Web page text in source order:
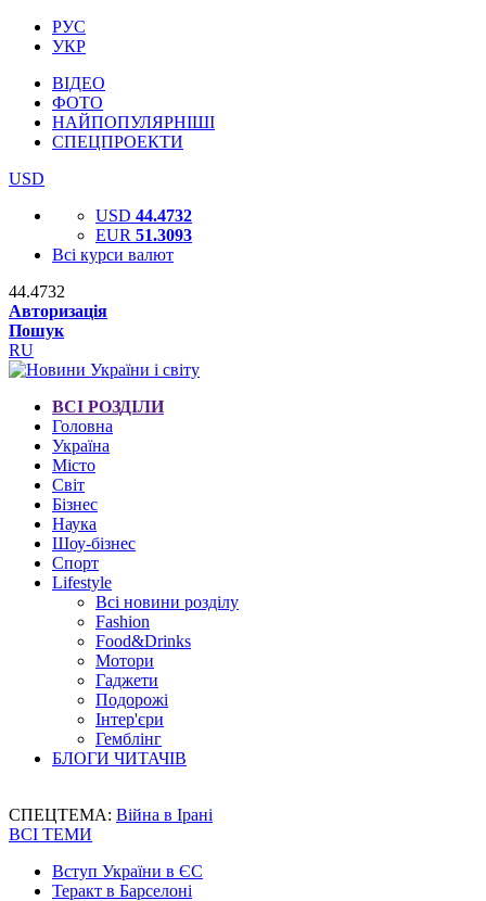
РУС
УКР
ВІДЕО
ФОТО
НАЙПОПУЛЯРНІШІ
СПЕЦПРОЕКТИ
USD
USD 44.4732
EUR 51.3093
Всі курси валют
44.4732
Авторизація
Пошук
RU
ВСІ РОЗДІЛИ
Головна
Україна
Місто
Світ
Бізнес
Наука
Шоу-бізнес
Спорт
Lifestyle
Всі новини розділу
Fashion
Food&Drinks
Мотори
Гаджети
Подорожі
Інтер'єри
Гемблінг
БЛОГИ ЧИТАЧІВ
СПЕЦТЕМА: Війна в Ірані
ВСІ ТЕМИ
Вступ України в ЄС
Теракт в Барселоні